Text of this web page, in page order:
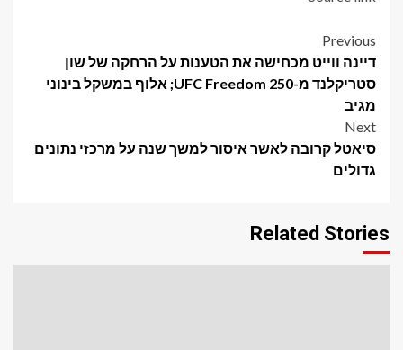
Post
navigation
Previous
דיינה ווייט מכחישה את הטענות על הרחקה של שון
סטריקלנד מ-UFC Freedom 250; אלוף במשקל בינוני
מגיב
Next
סיאטל קרובה לאשר איסור למשך שנה על מרכזי נתונים
גדולים
Related Stories